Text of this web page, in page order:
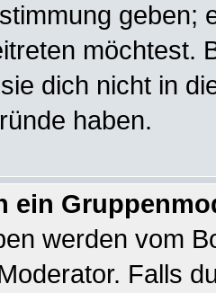
geben;
möchtest.
dich nicht in
haben.
ein
werden vom
Falls